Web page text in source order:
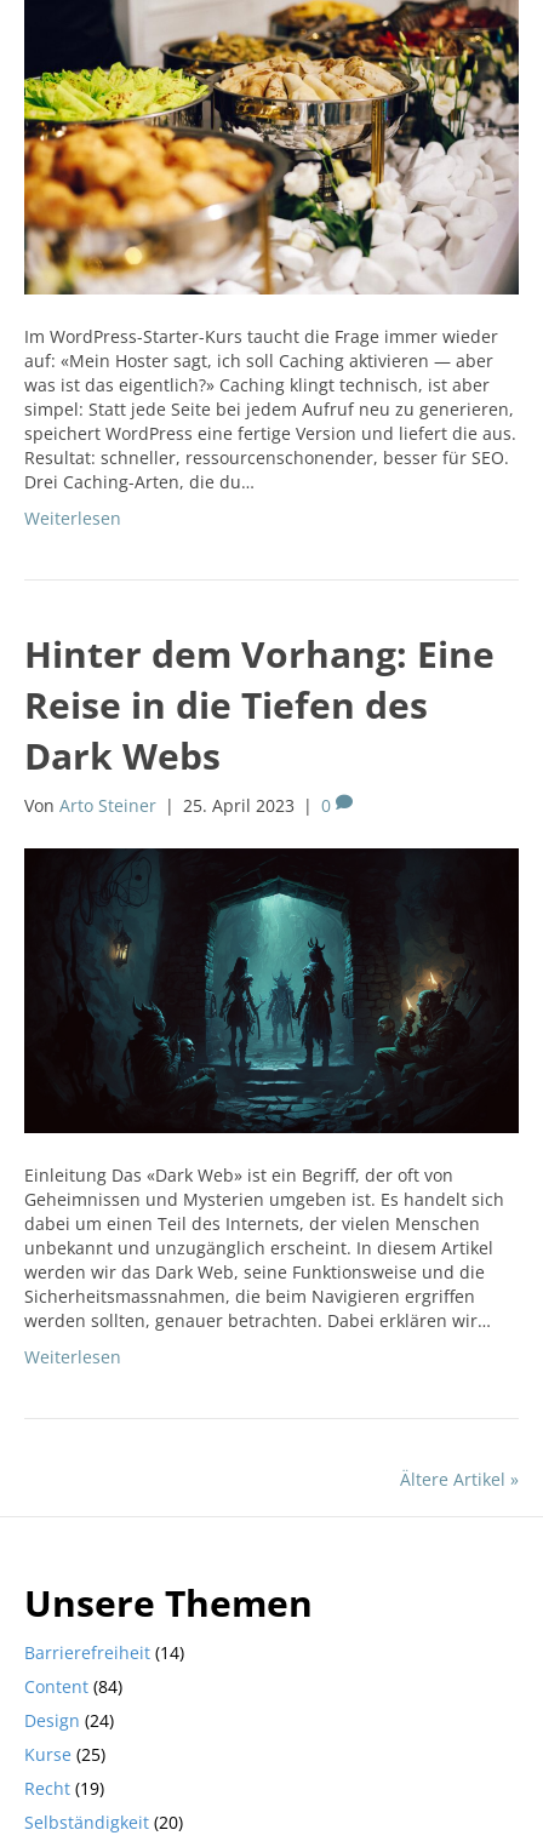
Im WordPress-Starter-Kurs taucht die Frage immer wieder
auf: «Mein Hoster sagt, ich soll Caching aktivieren — aber
was ist das eigentlich?» Caching klingt technisch, ist aber
simpel: Statt jede Seite bei jedem Aufruf neu zu generieren,
speichert WordPress eine fertige Version und liefert die aus.
Resultat: schneller, ressourcenschonender, besser für SEO.
Drei Caching-Arten, die du…
Weiterlesen
Hinter dem Vorhang: Eine
Reise in die Tiefen des
Dark Webs
Von Arto Steiner | 25. April 2023 | 0
Einleitung Das «Dark Web» ist ein Begriff, der oft von
Geheimnissen und Mysterien umgeben ist. Es handelt sich
dabei um einen Teil des Internets, der vielen Menschen
unbekannt und unzugänglich erscheint. In diesem Artikel
werden wir das Dark Web, seine Funktionsweise und die
Sicherheitsmassnahmen, die beim Navigieren ergriffen
werden sollten, genauer betrachten. Dabei erklären wir…
Weiterlesen
Ältere Artikel »
Unsere Themen
Barrierefreiheit (14)
Content (84)
Design (24)
Kurse (25)
Recht (19)
Selbständigkeit (20)